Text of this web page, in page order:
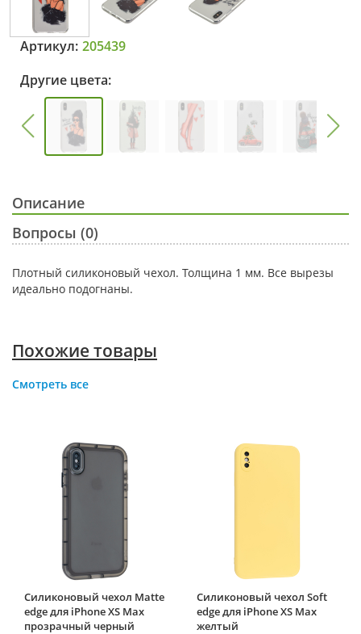
Артикул: 205439
Другие цвета:
Описание
Вопросы (0)
Плотный силиконовый чехол. Толщина 1 мм. Все вырезы
идеально подогнаны.
Похожие товары
Смотреть все
Силиконовый чехол Matte
edge для iPhone XS Max
прозрачный черный
Силиконовый чехол Soft
edge для iPhone XS Max
желтый